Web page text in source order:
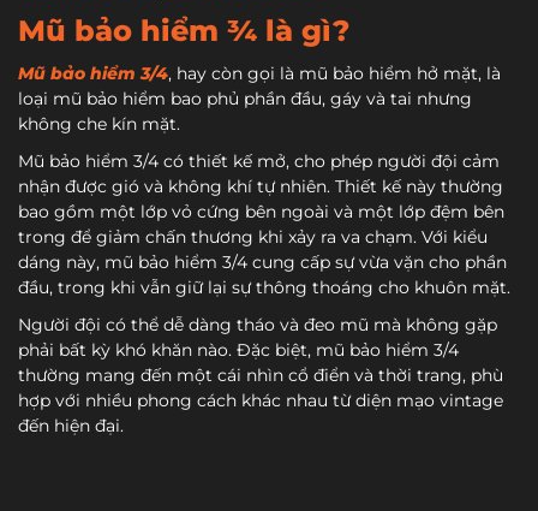
Mũ bảo hiểm ¾ là gì?
Mũ bảo hiểm 3/4, hay còn gọi là mũ bảo hiểm hở mặt, là
loại mũ bảo hiểm bao phủ phần đầu, gáy và tai nhưng
không che kín mặt.
Mũ bảo hiểm 3/4 có thiết kế mở, cho phép người đội cảm
nhận được gió và không khí tự nhiên. Thiết kế này thường
bao gồm một lớp vỏ cứng bên ngoài và một lớp đệm bên
trong để giảm chấn thương khi xảy ra va chạm. Với kiểu
dáng này, mũ bảo hiểm 3/4 cung cấp sự vừa vặn cho phần
đầu, trong khi vẫn giữ lại sự thông thoáng cho khuôn mặt.
Người đội có thể dễ dàng tháo và đeo mũ mà không gặp
phải bất kỳ khó khăn nào. Đặc biệt, mũ bảo hiểm 3/4
thường mang đến một cái nhìn cổ điển và thời trang, phù
hợp với nhiều phong cách khác nhau từ diện mạo vintage
đến hiện đại.